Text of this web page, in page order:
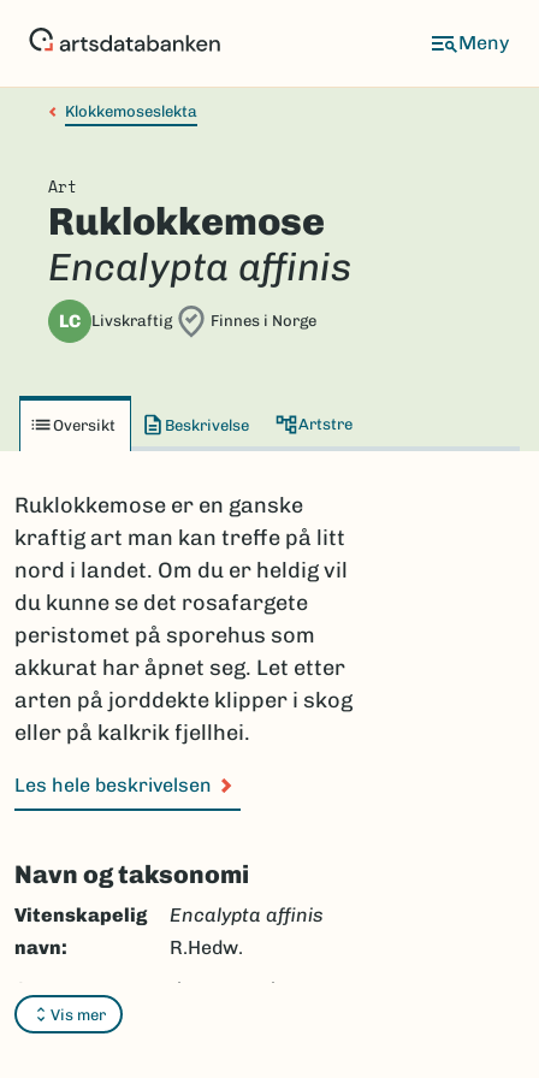
Klokkemoseslekta
Art
Ruklokkemose
Encalypta affinis
LC Livskraftig Finnes i Norge
Oversikt Beskrivelse Artstre
Ruklokkemose er en ganske
kraftig art man kan treffe på litt
nord i landet. Om du er heldig vil
du kunne se det rosafargete
peristomet på sporehus som
akkurat har åpnet seg. Let etter
arten på jorddekte klipper i skog
eller på kalkrik fjellhei.
Les hele beskrivelsen
Navn og taksonomi
Vis mer
Vitenskapelig
navn:
Encalypta affinis
R.Hedw.
Synonymer:
Encalypta apophysata